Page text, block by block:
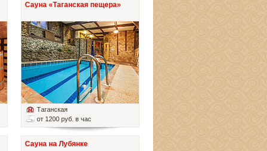
Сауна «Таганская пещера»
Таганская
от 1200 руб. в час
Сауна на Лубянке